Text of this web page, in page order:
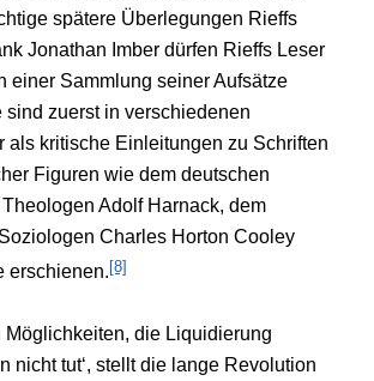
spätere Überlegungen Rieffs
Jonathan Imber dürfen Rieffs Leser
einer Sammlung seiner Aufsätze
sind zuerst in verschiedenen
als kritische Einleitungen zu Schriften
Figuren wie dem deutschen
Adolf Harnack, dem
Charles Horton Cooley
erschienen.[8]
Möglichkeiten, die Liquidierung
nicht tut‘, stellt die lange Revolution